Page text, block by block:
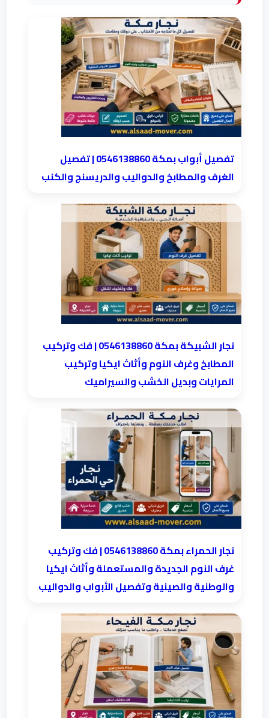
تفصيل أبواب بمكة 0546138860 | تفصيل
الغرف والمطابخ والدواليب والدريسنج والكنب
نجار الشبيكة بمكة 0546138860⁩ | فك وتركيب
المطابخ وغرف النوم وأثاث ايكيا وتركيب
المرايات وبديل الخشب والسيراميك
نجار الحمراء بمكة 0546138860⁩ | فك وتركيب
غرف النوم الجديدة والمستعملة وأثاث ايكيا
والوطنية والصينية وتفصيل الأبواب والدواليب